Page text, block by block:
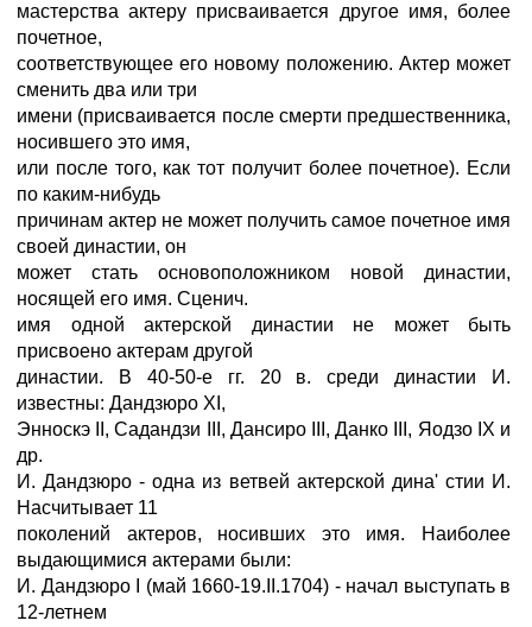
мастерства актеру присваивается другое имя, более
почетное,
соответствующее его новому положению. Актер может
сменить два или три
имени (присваивается после смерти предшественника,
носившего это имя,
или после того, как тот получит более почетное). Если
по каким-нибудь
причинам актер не может получить самое почетное имя
своей династии, он
может стать основоположником новой династии,
носящей его имя. Сценич.
имя одной актерской династии не может быть
присвоено актерам другой
династии. В 40-50-е гг. 20 в. среди династии И.
известны: Дандзюро XI,
Энноскэ II, Садандзи III, Дансиро III, Данко III, Яодзо IX и
др.
И. Дандзюро - одна из ветвей актерской дина' стии И.
Насчитывает 11
поколений актеров, носивших это имя. Наиболее
выдающимися актерами были:
И. Дандзюро I (май 1660-19.II.1704) - начал выступать в
12-летнем